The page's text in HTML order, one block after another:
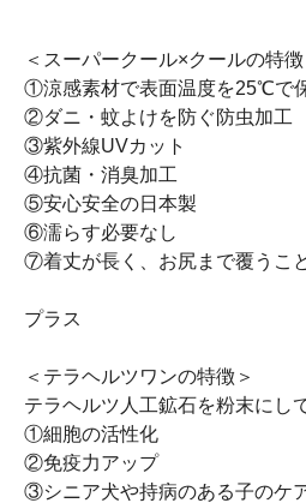
＜スーパークール×クールの特徴
①涼感素材で表面温度を25℃で
②ダニ・蚊よけを防ぐ防虫加工
③紫外線UVカット
④抗菌・消臭加工
⑤安心安全の日本製
⑥濡らす必要なし
⑦着丈が長く、お尻まで覆うこ
プラス
＜テラヘルツワンの特徴＞
テラヘルツ人工鉱石を粉末にし
①細胞の活性化
②免疫力アップ
③シニア犬や持病のある子のケ